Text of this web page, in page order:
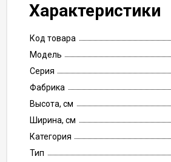
Характеристики
Код товара
Модель
Серия
Фабрика
Высота, см
Ширина, см
Категория
Тип